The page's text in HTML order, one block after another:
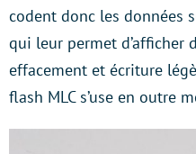
codent donc les données
qui leur permet d’afficher
effacement et écriture
flash MLC s’use en outre